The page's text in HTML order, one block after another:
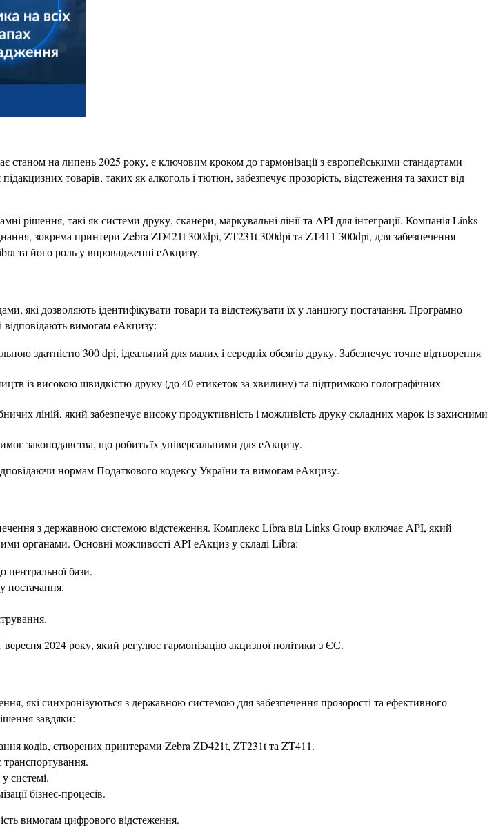
на липень 2025 року, є ключовим кроком до гармонізації з європейськими стандартами
товарів, таких як алкоголь і тютюн, забезпечує прозорість, відстеження та захист від
рішення, такі як системи друку, сканери, маркувальні лінії та API для інтеграції. Компанія Links
зокрема принтери Zebra ZD421t 300dpi, ZT231t 300dpi та ZT411 300dpi, для забезпечення
та його роль у впровадженні еАкцизу.
які дозволяють ідентифікувати товари та відстежувати їх у ланцюгу постачання. Програмно-
вимогам еАкцизу:
здатністю 300 dpi, ідеальний для малих і середніх обсягів друку. Забезпечує точне відтворення
із високою швидкістю друку (до 40 етикеток за хвилину) та підтримкою голографічних
ліній, який забезпечує високу продуктивність і можливість друку складних марок із захисними
законодавства, що робить їх універсальними для еАкцизу.
нормам Податкового кодексу України та вимогам еАкцизу.
з державною системою відстеження. Комплекс Libra від Links Group включає API, який
органами. Основні можливості API еАкциз у складі Libra:
центральної бази.
постачання.
2024 року, який регулює гармонізацію акцизної політики з ЄС.
які синхронізуються з державною системою для забезпечення прозорості та ефективного
завдяки:
кодів, створених принтерами Zebra ZD421t, ZT231t та ZT411.
транспортування.
системі.
бізнес-процесів.
вимогам цифрового відстеження.